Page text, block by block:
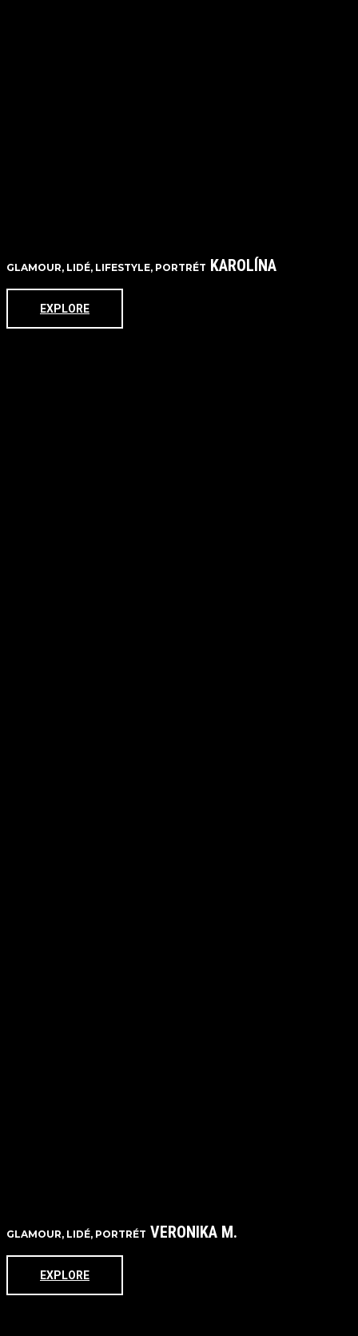
GLAMOUR, LIDÉ, LIFESTYLE, PORTRÉT KAROLÍNA
EXPLORE
GLAMOUR, LIDÉ, PORTRÉT VERONIKA M.
EXPLORE